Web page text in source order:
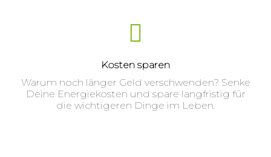
Kosten sparen
Warum noch länger Geld verschwenden? Senke
Deine Energiekosten und spare langfristig für
die wichtigeren Dinge im Leben.